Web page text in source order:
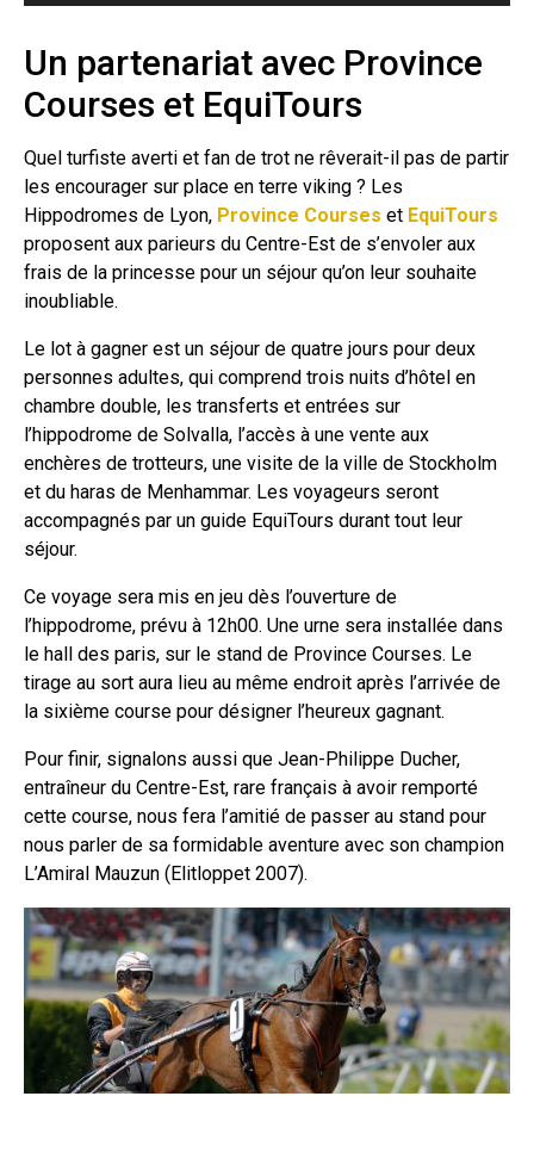
Un partenariat avec Province
Courses et EquiTours
Quel turfiste averti et fan de trot ne rêverait-il pas de partir
les encourager sur place en terre viking ? Les
Hippodromes de Lyon, Province Courses et EquiTours
proposent aux parieurs du Centre-Est de s’envoler aux
frais de la princesse pour un séjour qu’on leur souhaite
inoubliable.
Le lot à gagner est un séjour de quatre jours pour deux
personnes adultes, qui comprend trois nuits d’hôtel en
chambre double, les transferts et entrées sur
l’hippodrome de Solvalla, l’accès à une vente aux
enchères de trotteurs, une visite de la ville de Stockholm
et du haras de Menhammar. Les voyageurs seront
accompagnés par un guide EquiTours durant tout leur
séjour.
Ce voyage sera mis en jeu dès l’ouverture de
l’hippodrome, prévu à 12h00. Une urne sera installée dans
le hall des paris, sur le stand de Province Courses. Le
tirage au sort aura lieu au même endroit après l’arrivée de
la sixième course pour désigner l’heureux gagnant.
Pour finir, signalons aussi que Jean-Philippe Ducher,
entraîneur du Centre-Est, rare français à avoir remporté
cette course, nous fera l’amitié de passer au stand pour
nous parler de sa formidable aventure avec son champion
L’Amiral Mauzun (Elitloppet 2007).